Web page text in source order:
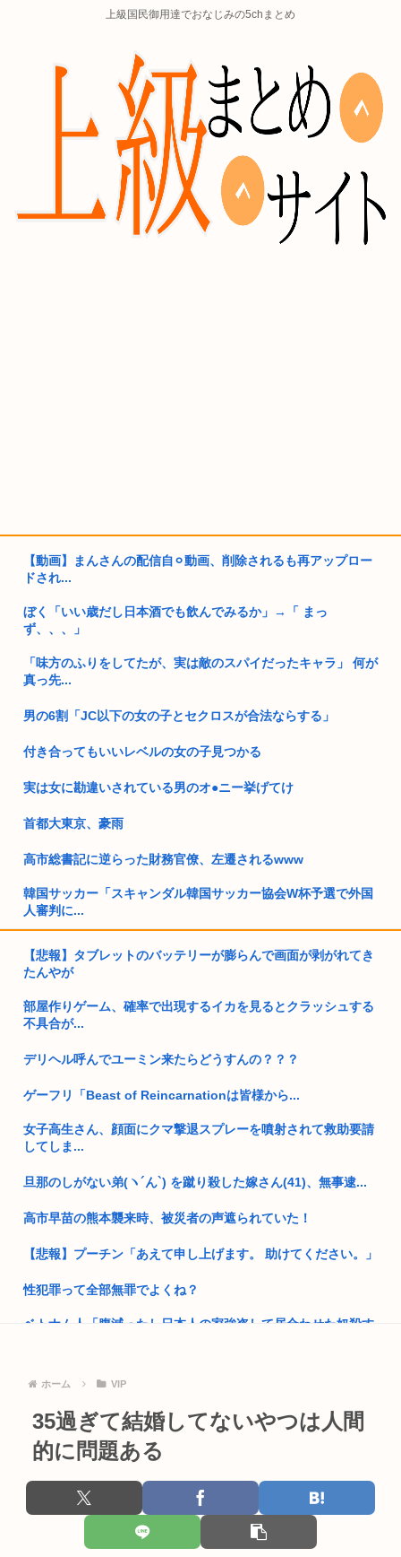
上級国民御用達でおなじみの5chまとめ
【動画】まんさんの配信自⚪︎動画、削除されるも再アップロー
ドされ...
ぼく「いい歳だし日本酒でも飲んでみるか」→「 まっ
ず、、、」
「味方のふりをしてたが、実は敵のスパイだったキャラ」 何が
真っ先...
男の6割「JC以下の女の子とセクロスが合法ならする」
付き合ってもいいレベルの女の子見つかる
実は女に勘違いされている男のオ●ニー挙げてけ
首都大東京、豪雨
高市総書記に逆らった財務官僚、左遷されるwww
韓国サッカー「スキャンダル韓国サッカー協会W杯予選で外国
人審判に...
ちゃにし...
お前らが性欲のせいでやってしまったキチゲェ行為あげてけ
数学者「AIで数学の未解決問題解いたわ」女性「お前の証明間
不審...
職場の後輩女に誕プレあげたいんだけど何あげたらいい？
は？私の仕...
東京一極集中ってぶっちゃけマスメディアのやらかしだよな
「消費税...
維新県議、無許可で選挙カーレンタル事業 複数の維新候補が利
用、政...
トランプ政権高官「ちょっと中国企業制裁したりしただけなの
に、関係...
【高市朗報】高市早苗の名言、偉人の名言としてブロガーにま
【悲報】タブレットのバッテリーが膨らんで画面が剥がれてき
たんやが
部屋作りゲーム、確率で出現するイカを見るとクラッシュする
不具合が...
デリヘル呼んでユーミン来たらどうすんの？？？
ゲーフリ「Beast of Reincarnationは皆様から...
女子高生さん、顔面にクマ撃退スプレーを噴射されて救助要請
してしま...
旦那のしがない弟(ヽ´ん`) を蹴り殺した嫁さん(41)、無事逮...
高市早苗の熊本襲来時、被災者の声遮られていた！
【悲報】プーチン「あえて申し上げます。 助けてください。」
性犯罪って全部無罪でよくね？
ベトナム人「腹減ったし日本人の家強盗して居合わせた奴殺す
【訃報】寿美花代さん死去 94歳 高嶋政宏・政伸兄弟の母
ANA機と国交省飛行検査機が異常接近 空中衝突防止装置が作
動も”...
義兄嫁が自宅をサロンにして姪を毎日ウトメへ預ける生活に。
数年後、...
〈40度超でも休めない〉「コンビニに寄るだけで苦情」「日陰
ホーム VIP
35過ぎて結婚してないやつは人間
的に問題ある